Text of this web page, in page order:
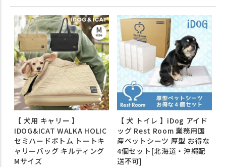
【 犬用 キャリー 】
IDOG&ICAT WALKA HOLIC
セミハードボトム トートキ
ャリーバッグ キルティング
Mサイズ
【 犬 トイレ 】iDog アイド
ッグ Rest Room 業務用国
産ペットシーツ 厚型 お得な
4個セット[北海道・沖縄配
送不可]